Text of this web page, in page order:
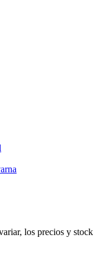
los precios y stock